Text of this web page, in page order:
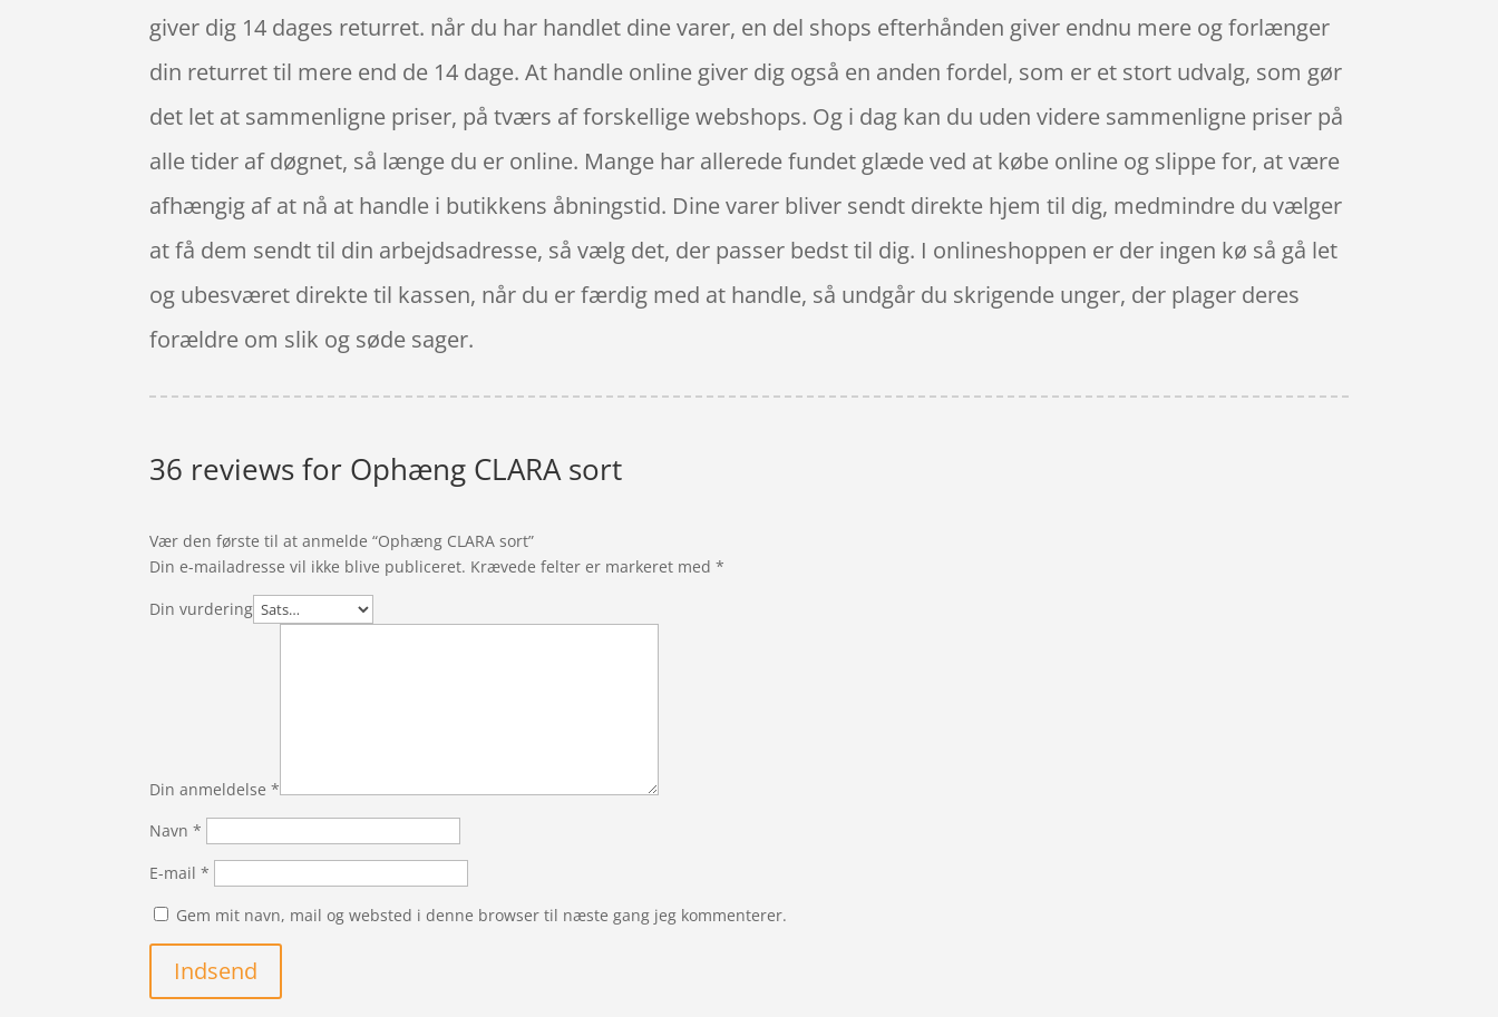
giver dig 14 dages returret. når du har handlet dine varer, en del shops efterhånden giver endnu mere og forlænger
din returret til mere end de 14 dage. At handle online giver dig også en anden fordel, som er et stort udvalg, som gør
det let at sammenligne priser, på tværs af forskellige webshops. Og i dag kan du uden videre sammenligne priser på
alle tider af døgnet, så længe du er online. Mange har allerede fundet glæde ved at købe online og slippe for, at være
afhængig af at nå at handle i butikkens åbningstid. Dine varer bliver sendt direkte hjem til dig, medmindre du vælger
at få dem sendt til din arbejdsadresse, så vælg det, der passer bedst til dig. I onlineshoppen er der ingen kø så gå let
og ubesværet direkte til kassen, når du er færdig med at handle, så undgår du skrigende unger, der plager deres
forældre om slik og søde sager.
36 reviews for Ophæng CLARA sort
Vær den første til at anmelde “Ophæng CLARA sort”
Din e-mailadresse vil ikke blive publiceret. Krævede felter er markeret med*
Din vurdering
Din anmeldelse*
Navn*
E-mail*
Gem mit navn, mail og websted i denne browser til næste gang jeg kommenterer.
Indsend